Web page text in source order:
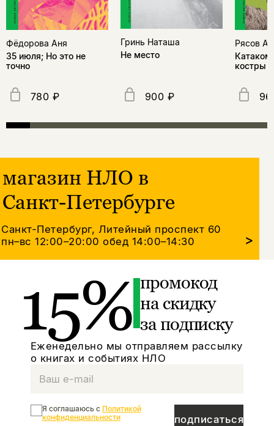
Фёдорова Аня
35 июля; Но это не
точно
780 ₽
Гринь Наташа
Не место
900 ₽
Рясов
костры
магазин НЛО в
Санкт-Петербурге
Санкт-Петербург, Литейный проспект 60
пн–вс 12:00–20:00обед 14:00–14:30 >
15% промокод
на скидку
за подписку
Еженедельно мы отправляем рассылку
о книгах и событиях НЛО
подписаться
Я соглашаюсь с Политикой
конфиденциальности